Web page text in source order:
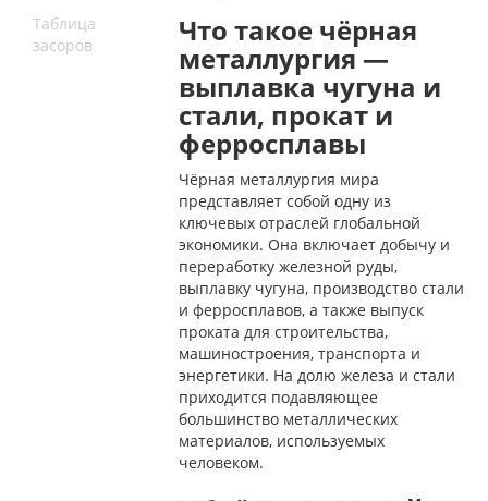
Таблица
засоров
Что такое чёрная
металлургия —
выплавка чугуна и
стали, прокат и
ферросплавы
Чёрная металлургия мира
представляет собой одну из
ключевых отраслей глобальной
экономики. Она включает добычу и
переработку железной руды,
выплавку чугуна, производство стали
и ферросплавов, а также выпуск
проката для строительства,
машиностроения, транспорта и
энергетики. На долю железа и стали
приходится подавляющее
большинство металлических
материалов, используемых
человеком.